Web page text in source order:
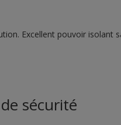
Excellent pouvoir isolant
sécurité